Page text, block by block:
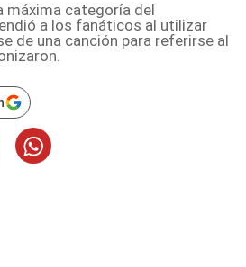
máxima categoría del
a los fanáticos al utilizar
de una canción para referirse al